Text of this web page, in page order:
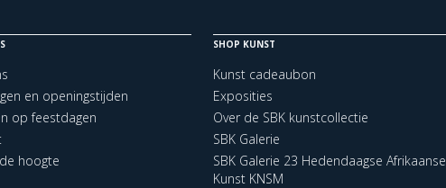
en openingstijden
op feestdagen
hoogte
SHOP KUNST
Kunst cadeaubon
Exposities
Over de SBK kunstcollectie
SBK Galerie
SBK Galerie 23 Hedendaagse Afrikaanse
Kunst KNSM